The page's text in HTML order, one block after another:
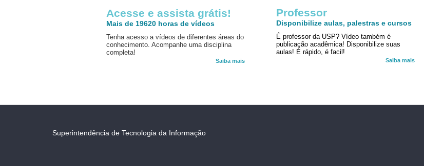
Acesse e assista grátis!
Mais de 19620 horas de vídeos
Tenha acesso a vídeos de diferentes áreas do
conhecimento. Acompanhe uma disciplina
completa!
Saiba mais
Professor
Disponibilize aulas, palestras e cursos
É professor da USP? Vídeo também é
publicação acadêmica! Disponibilize suas
aulas! É rápido, é facil!
Saiba mais
Superintendência de Tecnologia da Informação